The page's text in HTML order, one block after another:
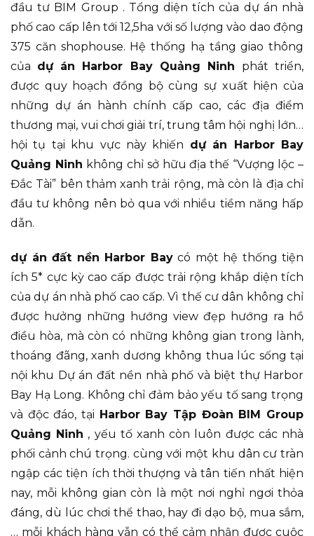
đầu tư BIM Group . Tổng diện tích của dự án nhà
phố cao cấp lên tới 12,5ha với số lượng vào dao động
375 căn shophouse. Hệ thống hạ tầng giao thông
của dự án Harbor Bay Quảng Ninh phát triển,
được quy hoạch đồng bộ cùng sự xuất hiện của
những dự án hành chính cấp cao, các địa điểm
thương mại, vui chơi giải trí, trung tâm hội nghị lớn…
hội tụ tại khu vực này khiến dự án Harbor Bay
Quảng Ninh không chỉ sở hữu địa thế “Vượng lộc –
Đắc Tài” bên thảm xanh trải rộng, mà còn là địa chỉ
đầu tư không nên bỏ qua với nhiều tiềm năng hấp
dẫn.
dự án đất nền Harbor Baycó một hệ thống tiện
ích 5* cực kỳ cao cấp được trải rộng khắp diện tích
của dự án nhà phố cao cấp. Vì thế cư dân không chỉ
được hưởng những hướng view đẹp hướng ra hồ
điều hòa, mà còn có những không gian trong lành,
thoáng đãng, xanh dương không thua lúc sống tại
nội khu Dự án đất nền nhà phố và biệt thự Harbor
Bay Hạ Long. Không chỉ đảm bảo yếu tố sang trọng
và độc đáo, tại Harbor Bay Tập Đoàn BIM Group
Quảng Ninh , yếu tố xanh còn luôn được các nhà
phối cảnh chú trọng. cùng với một khu dân cư tràn
ngập các tiện ích thời thượng và tân tiến nhất hiện
nay, mỗi không gian còn là một nơi nghỉ ngơi thỏa
đáng, dù lúc chơi thể thao, hay đi dạo bộ, mua sắm,
… mỗi khách hàng vẫn có thể cảm nhận được cuộc